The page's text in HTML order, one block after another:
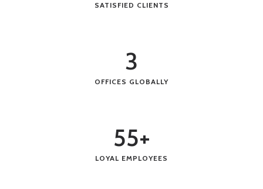
SATISFIED CLIENTS
3
OFFICES GLOBALLY
55+
LOYAL EMPLOYEES